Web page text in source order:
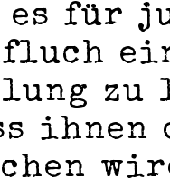
es für
zu